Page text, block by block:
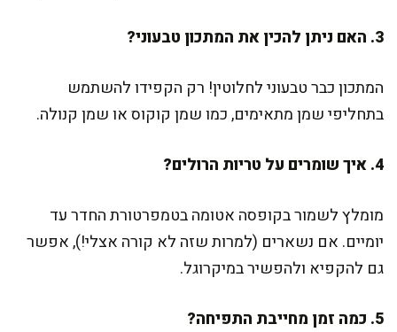
3. האם ניתן להכין את המתכון טבעוני?
המתכון כבר טבעוני לחלוטין! רק הקפידו להשתמש
בתחליפי שמן מתאימים, כמו שמן קוקוס או שמן קנולה.
4. איך שומרים על טריות הרולים?
מומלץ לשמור בקופסה אטומה בטמפרטורת החדר עד
יומיים. אם נשארים (למרות שזה לא קורה אצלי!), אפשר
גם להקפיא ולהפשיר במיקרוגל.
5. כמה זמן מחייבת התפיחה?